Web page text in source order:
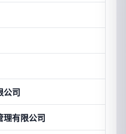
公司
理有限公司